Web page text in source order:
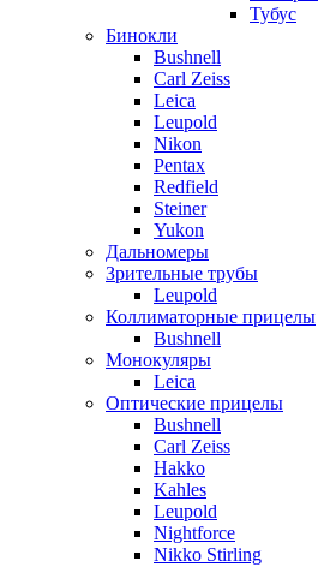
Тубус
Бинокли
Bushnell
Carl Zeiss
Leica
Leupold
Nikon
Pentax
Redfield
Steiner
Yukon
Дальномеры
Зрительные трубы
Leupold
Коллиматорные прицелы
Bushnell
Монокуляры
Leica
Оптические прицелы
Bushnell
Carl Zeiss
Hakko
Kahles
Leupold
Nightforce
Nikko Stirling